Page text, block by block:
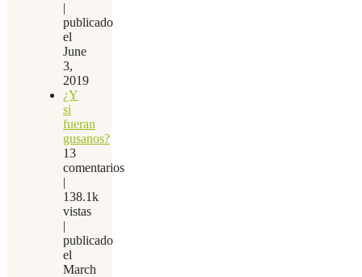
|
publicado
el
June
3,
2019
¿Y
si
fueran
gusanos?
13
comentarios
|
138.1k
vistas
|
publicado
el
March